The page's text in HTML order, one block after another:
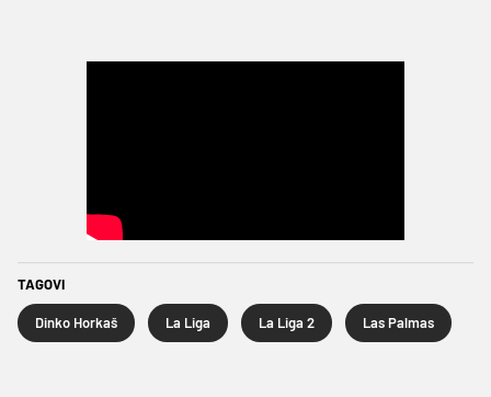
TAGOVI
Dinko Horkaš La Liga La Liga 2 Las Palmas